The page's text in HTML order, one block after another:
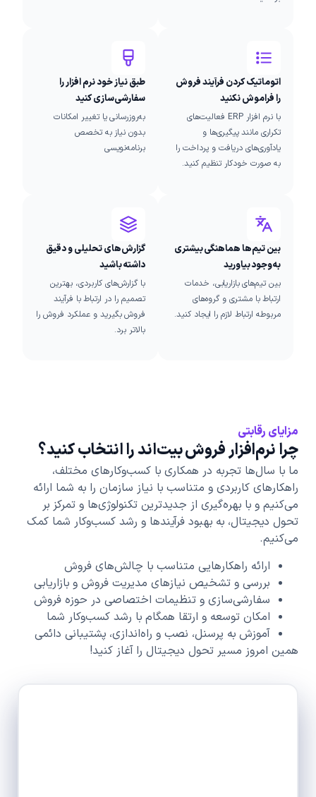
اتوماتیک کردن فرآیند فروش
را فراموش نکنید
با نرم افزار ERP فعالیت‌های
تکراری مانند پیگیری‌ها و
یادآوری‌های دریافت و پرداخت را
به صورت خودکار تنظیم کنید.
طبق نیاز خود نرم افزار را
سفارشی‌سازی کنید
به‌روزرسانی یا تغییر امکانات
بدون نیاز به تخصص
برنامه‌نویسی
بین تیم‌ها هماهنگی بیشتری
به‌وجود بیاورید
بین تیم‌های بازاریابی، خدمات
ارتباط با مشتری و گروه‌های
مربوطه ارتباط لازم را ایجاد کنید.
گزارش‌های تحلیلی و دقیق
داشته باشید
با گزارش‌های کاربردی، بهترین
تصمیم را در ارتباط با فرآیند
فروش بگیرید و عملکرد فروش را
بالاتر برد.
مزایای رقابتی
چرا نرم‌افزار فروش بیت‌اند را انتخاب کنید؟
ما با سال‌ها تجربه در همکاری با کسب‌وکارهای مختلف،
راهکارهای کاربردی و متناسب با نیاز سازمان‌ را به شما ارائه
می‌کنیم و با بهره‌گیری از جدیدترین تکنولوژی‌ها و تمرکز بر
تحول دیجیتال، به بهبود فرآیندها و رشد کسب‌وکار شما کمک
می‌کنیم.
ارائه راهکارهایی متناسب با چالش‌های فروش
بررسی و تشخیص نیازهای مدیریت فروش و بازاریابی
سفارشی‌سازی و تنظیمات اختصاصی در حوزه فروش
امکان توسعه و ارتقا همگام با رشد کسب‌وکار شما
آموزش به پرسنل، نصب و راه‌اندازی، پشتیبانی دائمی
همین امروز مسیر تحول دیجیتال را آغاز کنید!